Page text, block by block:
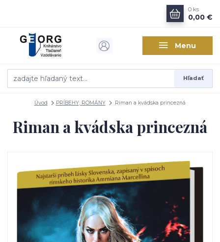
Menu
Hľadať
0 ks
0,00 €
Úvod PRÍBEHY, ROMÁNY Riman a kvádska princezná
Riman a kvádska princezná